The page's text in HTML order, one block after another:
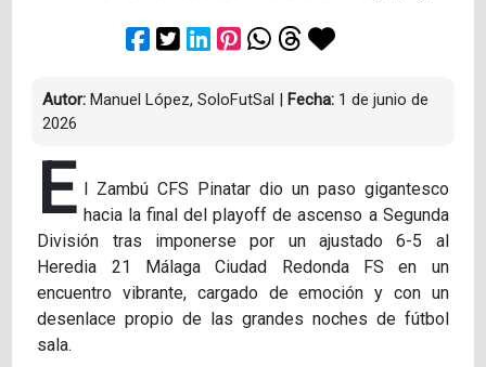
Autor: Manuel López, SoloFutSal | Fecha: 1 de junio de
2026
E l Zambú CFS Pinatar dio un paso gigantesco
hacia la final del playoff de ascenso a Segunda
División tras imponerse por un ajustado 6-5 al
Heredia 21 Málaga Ciudad Redonda FS en un
encuentro vibrante, cargado de emoción y con un
desenlace propio de las grandes noches de fútbol
sala.